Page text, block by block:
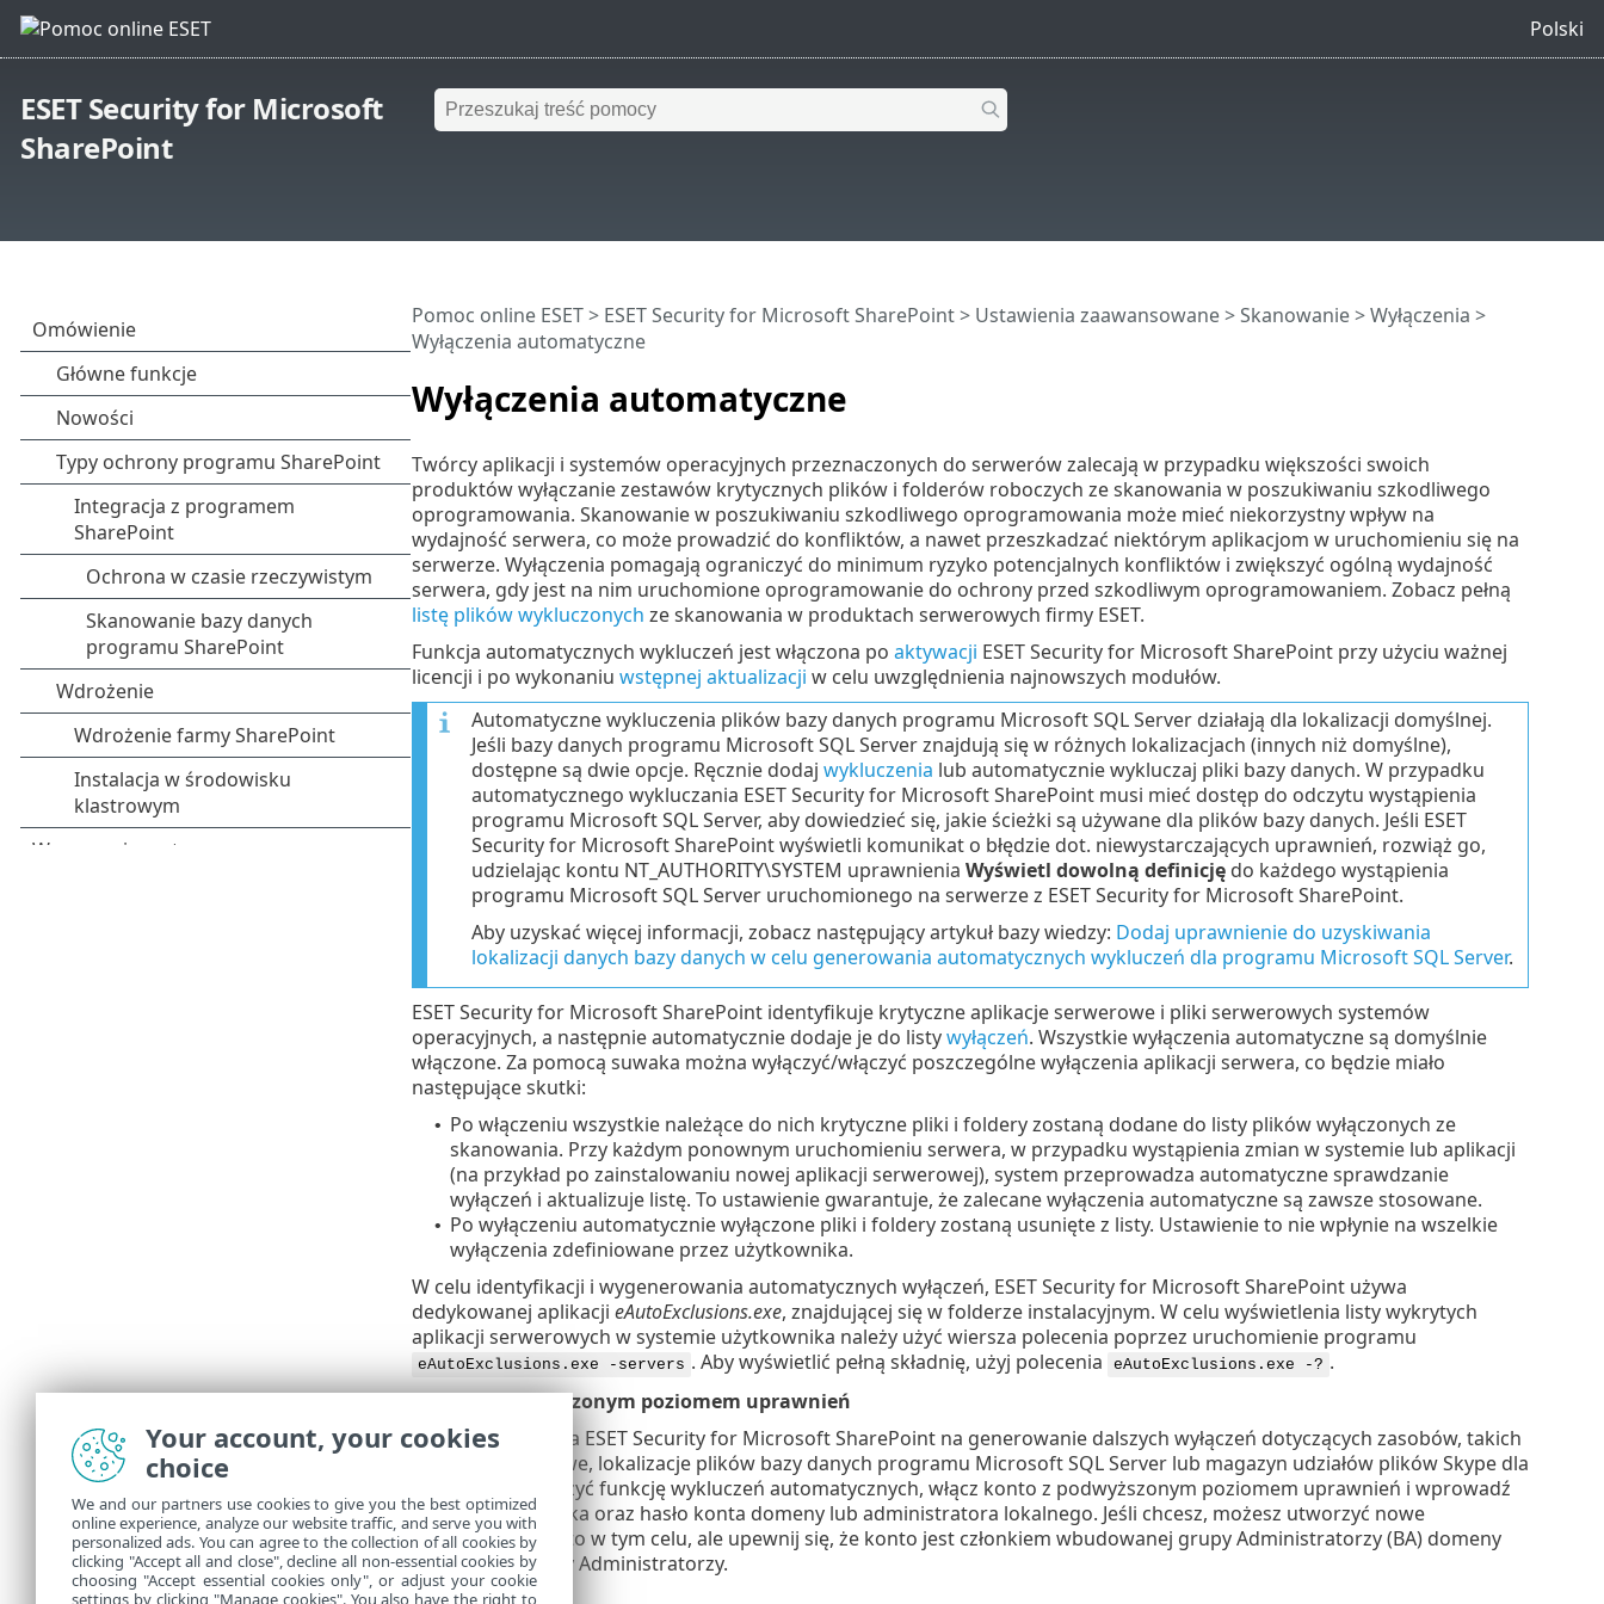
Polski
ESET Security for Microsoft
SharePoint
Wyłączenia automatyczne
Pomoc online ESET> ESET Security for Microsoft SharePoint> Ustawienia zaawansowane>Skanowanie>Wyłączenia >
Wyłączenia automatyczne
Twórcy aplikacji i systemów operacyjnych przeznaczonych do serwerów zalecają w przypadku większości swoich
produktów wyłączanie zestawów krytycznych plików i folderów roboczych ze skanowania w poszukiwaniu szkodliwego
oprogramowania. Skanowanie w poszukiwaniu szkodliwego oprogramowania może mieć niekorzystny wpływ na
wydajność serwera, co może prowadzić do konfliktów, a nawet przeszkadzać niektórym aplikacjom w uruchomieniu się na
serwerze. Wyłączenia pomagają ograniczyć do minimum ryzyko potencjalnych konfliktów i zwiększyć ogólną wydajność
serwera, gdy jest na nim uruchomione oprogramowanie do ochrony przed szkodliwym oprogramowaniem. Zobacz pełną
listę plików wykluczonych ze skanowania w produktach serwerowych firmy ESET.
Funkcja automatycznych wykluczeń jest włączona po aktywacji ESET Security for Microsoft SharePoint przy użyciu ważnej
licencji i po wykonaniu wstępnej aktualizacji w celu uwzględnienia najnowszych modułów.
Automatyczne wykluczenia plików bazy danych programu Microsoft SQL Server działają dla lokalizacji domyślnej.
Jeśli bazy danych programu Microsoft SQL Server znajdują się w różnych lokalizacjach (innych niż domyślne),
dostępne są dwie opcje. Ręcznie dodaj wykluczenia lub automatycznie wykluczaj pliki bazy danych. W przypadku
automatycznego wykluczania ESET Security for Microsoft SharePoint musi mieć dostęp do odczytu wystąpienia
programu Microsoft SQL Server, aby dowiedzieć się, jakie ścieżki są używane dla plików bazy danych. Jeśli ESET
Security for Microsoft SharePoint wyświetli komunikat o błędzie dot. niewystarczających uprawnień, rozwiąż go,
udzielając kontu NT_AUTHORITY\SYSTEM uprawnienia Wyświetl dowolną definicjędo każdego wystąpienia
programu Microsoft SQL Server uruchomionego na serwerze z ESET Security for Microsoft SharePoint.
Aby uzyskać więcej informacji, zobacz następujący artykuł bazy wiedzy: Dodaj uprawnienie do uzyskiwania
lokalizacji danych bazy danych w celu generowania automatycznych wykluczeń dla programu Microsoft SQL Server.
ESET Security for Microsoft SharePoint identyfikuje krytyczne aplikacje serwerowe i pliki serwerowych systemów
operacyjnych, a następnie automatycznie dodaje je do listywyłączeń. Wszystkie wyłączenia automatyczne są domyślnie
włączone. Za pomocą suwaka można wyłączyć/włączyć poszczególne wyłączenia aplikacji serwera, co będzie miało
następujące skutki:
• Po włączeniu wszystkie należące do nich krytyczne pliki i foldery zostaną dodane do listy plików wyłączonych ze
skanowania. Przy każdym ponownym uruchomieniu serwera, w przypadku wystąpienia zmian w systemie lub aplikacji
(na przykład po zainstalowaniu nowej aplikacji serwerowej), system przeprowadza automatyczne sprawdzanie
wyłączeń i aktualizuje listę. To ustawienie gwarantuje, że zalecane wyłączenia automatyczne są zawsze stosowane.
• Po wyłączeniu automatycznie wyłączone pliki i foldery zostaną usunięte z listy. Ustawienie to nie wpłynie na wszelkie
wyłączenia zdefiniowane przez użytkownika.
W celu identyfikacji i wygenerowania automatycznych wyłączeń, ESET Security for Microsoft SharePoint używa
dedykowanej aplikacji eAutoExclusions.exe, znajdującej się w folderze instalacyjnym. W celu wyświetlenia listy wykrytych
aplikacji serwerowych w systemie użytkownika należy użyć wiersza polecenia poprzez uruchomienie programu
eAutoExclusions.exe -servers . Aby wyświetlić pełną składnię, użyj polecenia eAutoExclusions.exe -? .
Konto z podwyższonym poziomem uprawnień
Ta funkcja zezwala ESET Security for Microsoft SharePoint na generowanie dalszych wyłączeń dotyczących zasobów, takich
jak udziały sieciowe, lokalizacje plików bazy danych programu Microsoft SQL Server lub magazyn udziałów plików Skype dla
firm. Aby rozszerzyć funkcję wykluczeń automatycznych, włącz konto z podwyższonym poziomem uprawnień i wprowadź
nazwę użytkownika oraz hasło konta domeny lub administratora lokalnego. Jeśli chcesz, możesz utworzyć nowe
dedykowane konto w tym celu, ale upewnij się, że konto jest członkiem wbudowanej grupy Administratorzy (BA) domeny
lub lokalnej grupy Administratorzy.
Your account, your cookies
choice
We and our partners use cookies to give you the best optimized
online experience, analyze our website traffic, and serve you with
personalized ads. You can agree to the collection of all cookies by
clicking "Accept all and close", decline all non-essential cookies by
choosing "Accept essential cookies only", or adjust your cookie
settings by clicking "Manage cookies". You also have the right to